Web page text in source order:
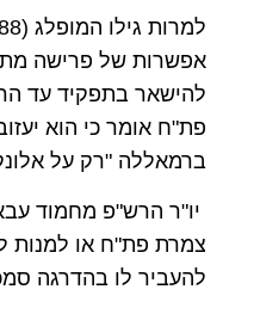
למרות גילו המופלג (
אפשרות של פרישה
להישאר בתפקיד עד
פת"ח אומר כי הוא
ברמאללה "רק על
יו"ר הרש"פ מחמוד
צמרת פת"ח או למנות
להעביר לו בהדרגה